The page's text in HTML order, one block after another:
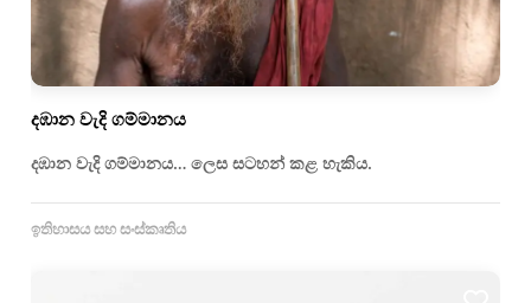
දඹාන වැදි ගම්මානය
දඹාන වැදි ගම්මානය… ලෙස සටහන් කළ හැකිය.
ඉතිහාසය සහ සංස්කෘතිය